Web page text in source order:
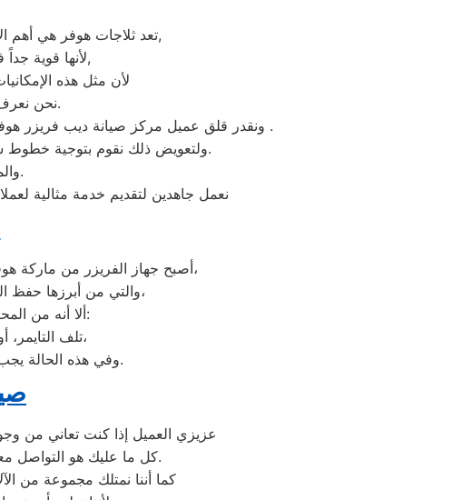
تعد ثلاجات هوفر هي أهم الأجهزة الكهربائية التي توفرها الشركة و أكثرها مبيعاً بين بقية المنتجات الأخرى,
لأنها قوية جداً في عمليات التبريد و تتضمن بعض التقنيات المتميزة كتقنية الانفلتر,
لأن مثل هذه
نحن نعرف جيدا مدي التوتر والارتباك عند حدوث عطل في ثلاجة هوفر.
ونقدر قلق عميل مركز صيانة ديب فريزر هوفر الجيزة ونثمن وقته. لذلك عادة هناك بعض المحافظات لايوجد بها فروع لنا اوالفرع تحت الانشاء .
ولتعويض ذلك نقوم بتوجية خطوط سير منظمة من المقر الرئيسي لمركز صيانة ديب فريزر هوفر الجيزة لتلك المحافظات.
والمحافظات التي بها فروع لكنها ذات كثافة سكانية عالية.
نعمل جاهدين لتقديم خدمة مثالية
أصبح جهاز الفريزر من ماركة هوفر من الأجهزة الضرورية داخل كافة البيوت، وفقًا لمميزات ديب فريزر هوفر العديدة،
والتي من أبرزها حفظ الطعام لفترات طويلة، وتعدد موديلاته المختلفة، وبالرغم من مميزاته العديدة،
ألا أنه من المحتمل حدوث بعض الأعطال التي تتطلب الصيانة، ومن هذه الأعطال:
تلف التايمر، أو مشكلة في الترموستات، أو السخان، أو عطل بالدائرة الكهربائية،
وفي هذه الحالة يجب عليك الاتصال بخدمة ديب فريزر هوفر الجيزة لعمل الإصلاحات اللازمة.
عزيزي العميل إذا كنت تعاني من
كل ما عليك هو التواصل معنا على شركة صيانة غسالات اطباق هوفر وكيل معتمد لأجهزة هوفر في مصر.
كما أننا نمتلك مجموعة من